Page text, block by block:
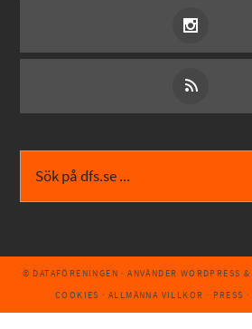
© DATAFÖRENINGEN · ANVÄNDER WORDPRESS &
COOKIES · ALLMÄNNA VILLKOR · PRESS ·